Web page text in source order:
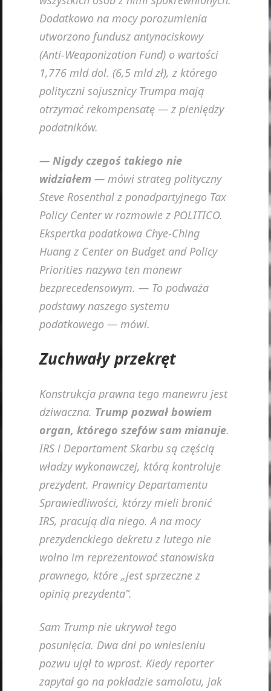
Dodatkowo na mocy porozumienia
utworzono fundusz antynaciskowy
(Anti-Weaponization Fund) o wartości
1,776 mld dol. (6,5 mld zł), z którego
polityczni sojusznicy Trumpa mają
otrzymać rekompensatę — z pieniędzy
podatników.
— Nigdy czegoś takiego nie
widziałem— mówi strateg polityczny
Steve Rosenthal z ponadpartyjnego Tax
Policy Center w rozmowie z POLITICO.
Ekspertka podatkowa Chye-Ching
Huang z Center on Budget and Policy
Priorities nazywa ten manewr
bezprecedensowym. — To podważa
podstawy naszego systemu
podatkowego — mówi.
Zuchwały przekręt
Konstrukcja prawna tego manewru jest
dziwaczna. Trump pozwał bowiem
organ, którego szefów sam mianuje.
IRS i Departament Skarbu są częścią
władzy wykonawczej, którą kontroluje
prezydent. Prawnicy Departamentu
Sprawiedliwości, którzy mieli bronić
IRS, pracują dla niego. A na mocy
prezydenckiego dekretu z lutego nie
wolno im reprezentować stanowiska
prawnego, które „jest sprzeczne z
opinią prezydenta”.
Sam Trump nie ukrywał tego
posunięcia. Dwa dni po wniesieniu
pozwu ujął to wprost. Kiedy reporter
zapytał go na pokładzie samolotu, jak